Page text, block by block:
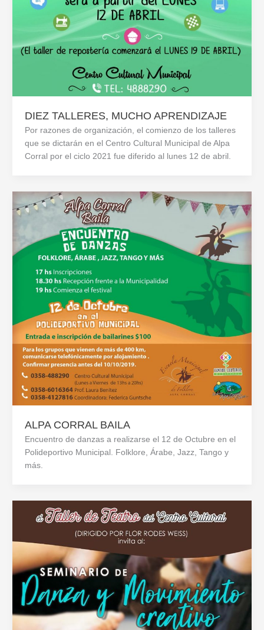
DIEZ TALLERES, MUCHO APRENDIZAJE
Por razones de organización, el comienzo de los talleres
que se dictarán en el Centro Cultural Municipal de Alpa
Corral por el ciclo 2021 fue diferido al lunes 12 de abril.
ALPA CORRAL BAILA
Encuentro de danzas a realizarse el 12 de Octubre en el
Polideportivo Municipal. Folklore, Árabe, Jazz, Tango y
más.